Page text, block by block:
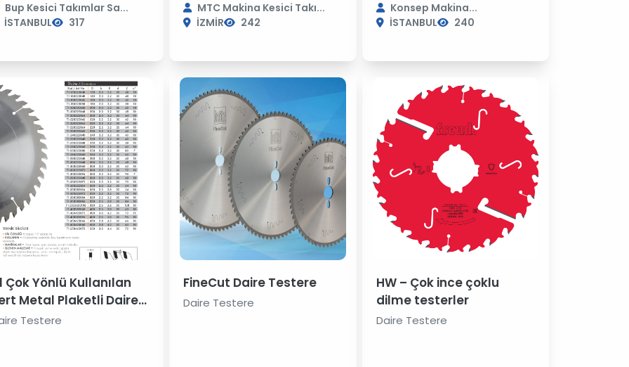
Bup Kesici Takımlar Sa...
İSTANBUL
317
MTC Makina Kesici Takı...
İZMİR
242
Konsep Makina...
İSTANBUL
240
Çok Yönlü Kullanılan
Metal Plaketli Daire
Testere
FineCut Daire Testere
Daire Testere
HW – Çok ince çoklu
dilme testerler
Daire Testere